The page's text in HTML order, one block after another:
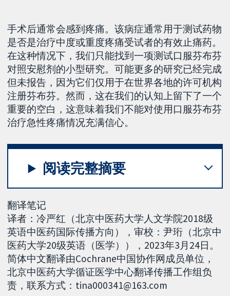
手术后通常会感到疼痛。该病症通常用于测试药物
是否是治疗中度或重度疼痛受试者的有效止痛药。
在这种情况下，我们只能找到一项测试口服芬布芬
对照安慰剂的小型研究。可能更多的研究已经完成
但未报告，因为它们仅用于在世界各地的许可机构
注册芬布芬。然而，这在我们的认知上留下了一个
重要的空白，这意味着我们不能对使用口服芬布芬
治疗急性疼痛情况充满信心。
阅读完整摘要
翻译笔记
译者：冷严红（北京中医药大学人文学院2018级
英语中医药国际传播方向），审校：尹珩（北京中
医药大学20级英语（医学）），2023年3月24日。
简体中文翻译由Cochrane中国协作网成员单位，
北京中医药大学循证医学中心翻译传播工作组负
责，联系方式：tina000341@163.com